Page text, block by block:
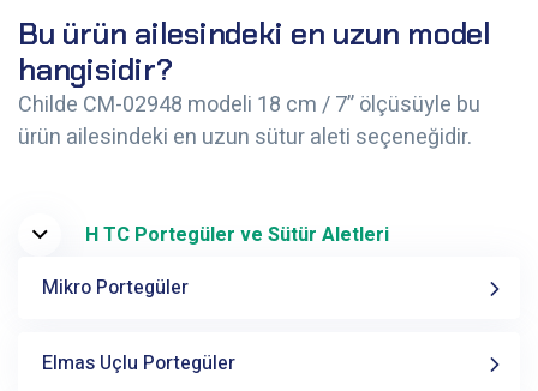
Bu ürün ailesindeki en uzun model
hangisidir?
Childe CM-02948 modeli 18 cm / 7” ölçüsüyle bu
ürün ailesindeki en uzun sütur aleti seçeneğidir.
H TC Portegüler ve Sütür Aletleri
Mikro Portegüler
Elmas Uçlu Portegüler